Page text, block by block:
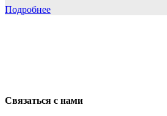
Подробнее
Связаться с нами